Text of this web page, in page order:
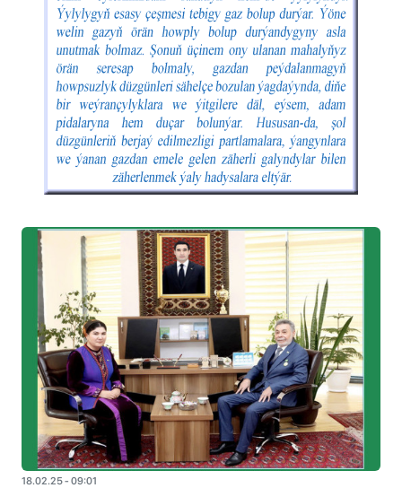
18.02.25 - 09:01